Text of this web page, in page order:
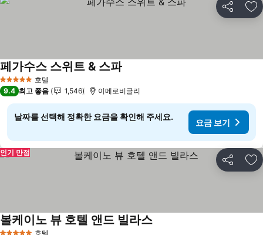
공유 즐
5 성급 호텔
페가수스 스위트 & 스파
9.4 최고 좋음 1,546 이메로비글리
날짜를 선택해 정확한 요금을 확인해 주세요.
요금 보기
공유 즐
인기 만점
호텔
볼케이노 뷰 호텔 앤드 빌라스